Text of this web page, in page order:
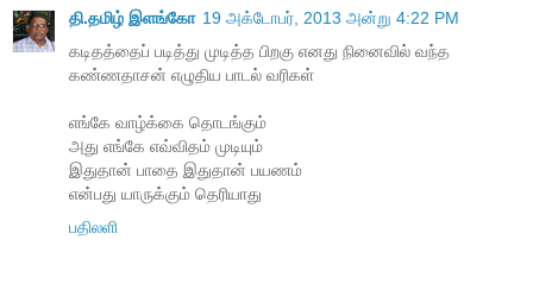
தி.தமிழ் இளங்கோ 19 அக்டோபர், 2013 அன்று 4:22 PM
கடிதத்தைப் படித்து முடித்த பிறகு எனது நினைவில் வந்த
கண்ணதாசன் எழுதிய பாடல் வரிகள்
எங்கே வாழ்க்கை தொடங்கும்
அது எங்கே எவ்விதம் முடியும்
இதுதான் பாதை இதுதான் பயணம்
என்பது யாருக்கும் தெரியாது
பதிலளி